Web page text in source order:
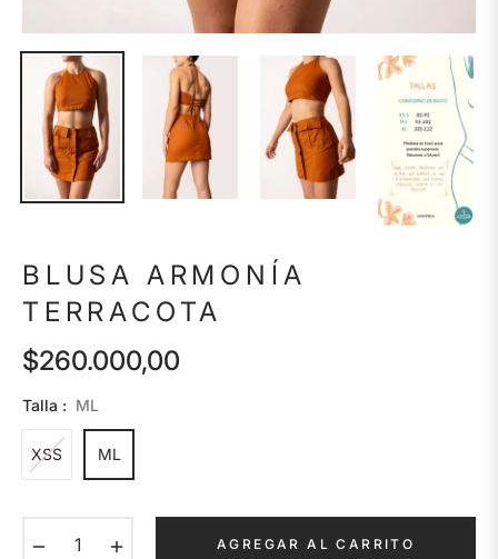
BLUSA ARMONÍA
TERRACOTA
Precio
habitual
$260.000,00
Talla : ML
XSS ML
AGREGAR AL CARRITO